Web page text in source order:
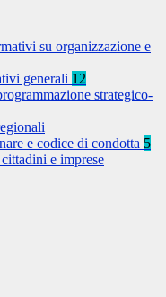
su organizzazione e
generali 12
strategico-
e codice di condotta 5
e imprese